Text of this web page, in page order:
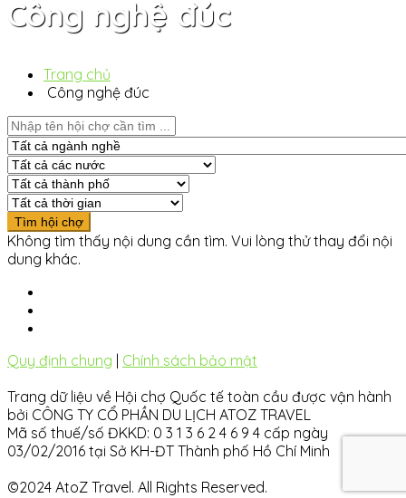
Công nghệ đúc
Trang chủ
Công nghệ đúc
Không tìm thấy nội dung cần tìm. Vui lòng thử thay đổi nội
dung khác.
Quy định chung
Chính sách bảo mật
Trang dữ liệu về Hội chợ Quốc tế toàn cầu được vận hành
bởi CÔNG TY CỔ PHẦN DU LỊCH ATOZ TRAVEL
Mã số thuế/số ĐKKD: 0 3 1 3 6 2 4 6 9 4 cấp ngày
03/02/2016 tại Sở KH-ĐT Thành phố Hồ Chí Minh
©2024 AtoZ Travel. All Rights Reserved.